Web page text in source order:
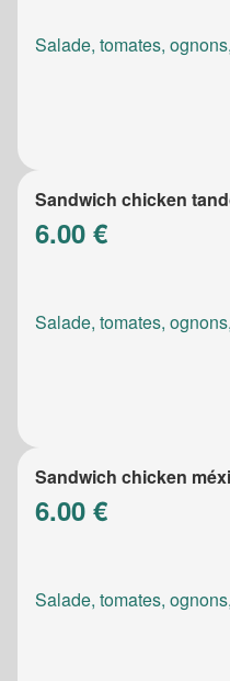
Salade, tomates,
Sandwich chicken
6.00 €
Salade, tomates,
Sandwich chicken
6.00 €
Salade, tomates,